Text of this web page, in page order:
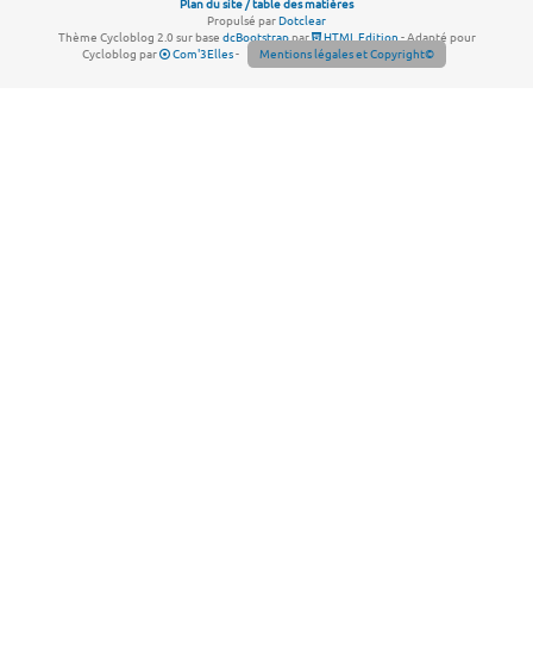
Plan du site / table des matières
Propulsé parDotclear
Thème Cycloblog 2.0 sur base dcBootstrappar HTML Edition- Adapté pour
Cycloblog par
Com'3Elles- Mentions légales et Copyright©